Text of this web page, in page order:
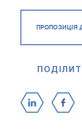
ПРОПОЗИЦІЯ